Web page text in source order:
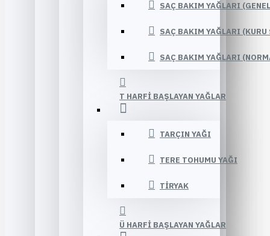
SAÇ BAKIM YAĞLARI
SAÇ BAKIM YAĞLARI
SAÇ BAKIM YAĞLARI
T HARFI BAŞLAYAN YAĞLAR
TARÇIN YAĞI
TERE TOHUMU YAĞI
TIRYAK
Ü HARFI BAŞLAYAN YAĞLAR